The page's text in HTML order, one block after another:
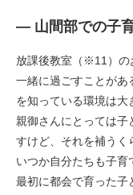
― 山間部での子
放課後教室（※11）の
一緒に過ごすことがあ
を知っている環境は大
親御さんにとっては子
すけど、それを補うく
いつか自分たちも子育
最初に都会で育った子